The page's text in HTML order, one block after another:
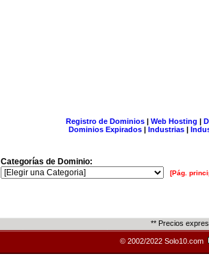
Registro de Dominios| Web Hosting |
Dominios Expirados | Industrias |
Categorías de Dominio:
[Pág.
** Precios
© 2002/2022 Solo10.com